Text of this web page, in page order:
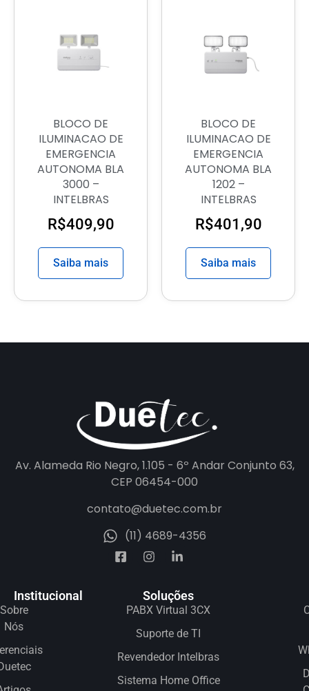
BLOCO DE
ILUMINACAO DE
EMERGENCIA
AUTONOMA BLA
3000 –
INTELBRAS
R$409,90
Saiba mais
BLOCO DE
ILUMINACAO DE
EMERGENCIA
AUTONOMA BLA
1202 –
INTELBRAS
R$401,90
Saiba mais
Av. Alameda Rio Negro, 1.105 - 6º Andar Conjunto 63,
CEP 06454-000
contato@duetec.com.br
(11) 4689-4356
Institucional
Sobre
Nós
Soluções
PABX Virtual 3CX
Suporte de TI
Revendedor Intelbras
Sistema Home Office